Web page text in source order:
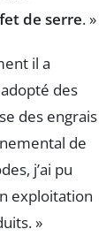
de serre. »
il a
des
des engrais
de
j’ai pu
exploitation
»